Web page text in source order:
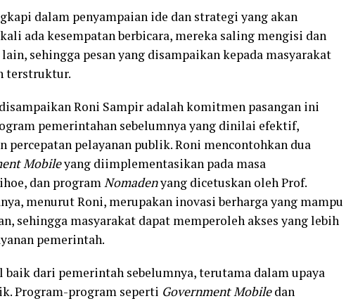
dalam penyampaian ide dan strategi yang akan
ada kesempatan berbicara, mereka saling mengisi dan
sehingga pesan yang disampaikan kepada masyarakat
terstruktur.
Roni Sampir adalah komitmen pasangan ini
pemerintahan sebelumnya yang dinilai efektif,
percepatan pelayanan publik. Roni mencontohkan dua
Mobileyang diimplementasikan pada masa
dan programNomadenyang dicetuskan oleh Prof.
menurut Roni, merupakan inovasi berharga yang mampu
sehingga masyarakat dapat memperoleh akses yang lebih
pemerintah.
dari pemerintah sebelumnya, terutama dalam upaya
Program-program seperti Government Mobiledan